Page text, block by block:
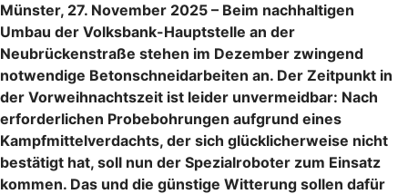
Münster, 27. November 2025 – Beim nachhaltigen
Umbau der Volksbank-Hauptstelle an der
Neubrückenstraße stehen im Dezember zwingend
notwendige Betonschneidarbeiten an. Der Zeitpunkt in
der Vorweihnachtszeit ist leider unvermeidbar: Nach
erforderlichen Probebohrungen aufgrund eines
Kampfmittelverdachts, der sich glücklicherweise nicht
bestätigt hat, soll nun der Spezialroboter zum Einsatz
kommen. Das und die günstige Witterung sollen dafür